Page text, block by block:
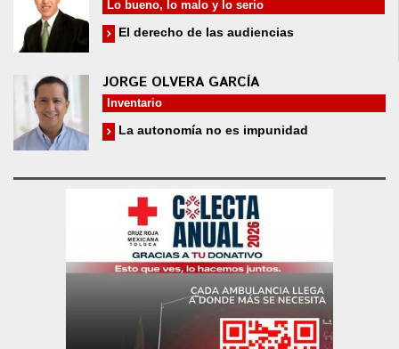
Lo bueno, lo malo y lo serio
El derecho de las audiencias
JORGE OLVERA GARCÍA
Inventario
La autonomía no es impunidad